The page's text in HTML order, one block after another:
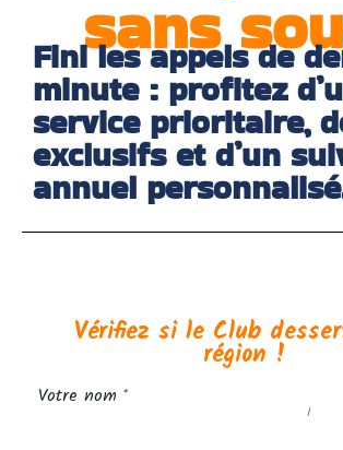
sans
Fini les appels de
minute : profitez
service prioritaire,
exclusifs et d’un
annuel